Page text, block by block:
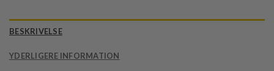
BESKRIVELSE
YDERLIGERE INFORMATION